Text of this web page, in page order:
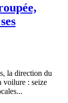
la direction du
voilure : seize